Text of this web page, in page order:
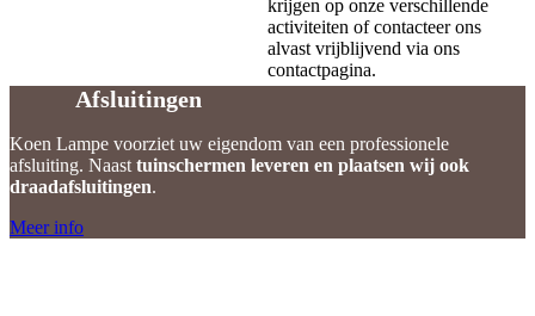
krijgen op onze verschillende
activiteiten of contacteer ons
alvast vrijblijvend via ons
contactpagina.
Afsluitingen
Koen Lampe voorziet uw eigendom van een professionele
afsluiting. Naast tuinschermen leveren en plaatsen wij ook
draadafsluitingen.
Meer info